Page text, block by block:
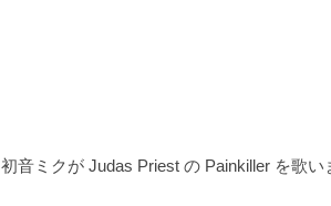
初音ミクが Judas Priest の Painkiller を歌い